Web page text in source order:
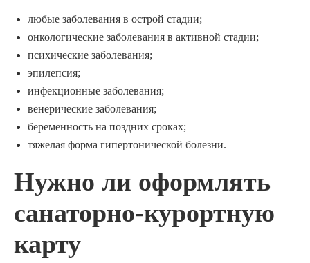
любые заболевания в острой стадии;
онкологические заболевания в активной стадии;
психические заболевания;
эпилепсия;
инфекционные заболевания;
венерические заболевания;
беременность на поздних сроках;
тяжелая форма гипертонической болезни.
Нужно ли оформлять
санаторно-курортную
карту